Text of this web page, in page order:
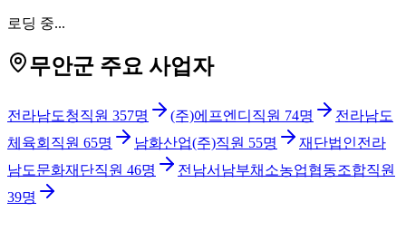
로딩 중...
무안군 주요 사업자
전라남도청직원 357명 (주)에프엔디 직원 74명
전라남도
체육회 직원 65명 남화산업(주)직원 55명
재단법인전라
남도문화재단직원 46명 전남서남부채소농업협동조합직원
39명